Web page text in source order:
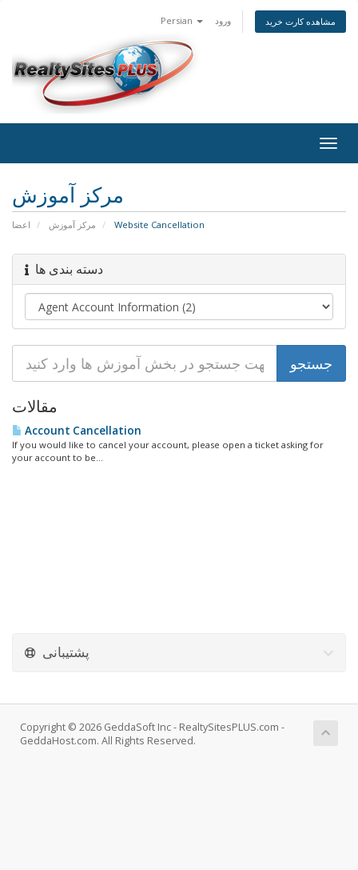
Persian ورود مشاهده کارت خرید
مرکز آموزش
اعضا مرکز آموزش Website Cancellation
دسته بندی ها
مقالات
Account Cancellation
If you would like to cancel your account, please open a ticket asking for
your account to be...
پشتیبانی
Copyright © 2026 GeddaSoft Inc - RealtySitesPLUS.com -
GeddaHost.com. All Rights Reserved.